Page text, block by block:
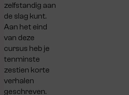
zelfstandig aan
de slag kunt.
Aan het eind
van deze
cursus heb je
tenminste
zestien korte
verhalen
geschreven.